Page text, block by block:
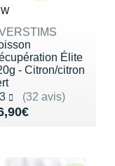
Élite
- Citron/citron
(32 avis)
4.3 sur 5
26,90€